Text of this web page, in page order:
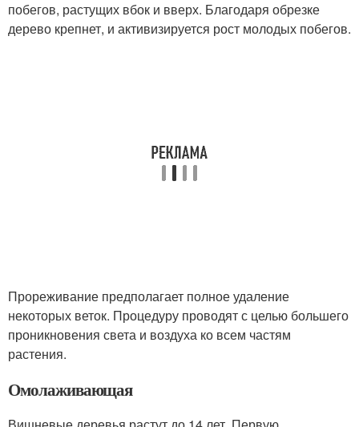
побегов, растущих вбок и вверх. Благодаря обрезке
дерево крепнет, и активизируется рост молодых побегов.
Прореживание предполагает полное удаление
некоторых веток. Процедуру проводят с целью большего
проникновения света и воздуха ко всем частям
растения.
Омолаживающая